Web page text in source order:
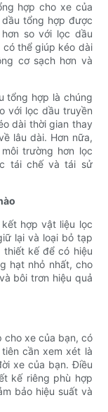
hợp cho xe của
tổng hợp được
so với lọc dầu
thể giúp kéo dài
cơ sạch hơn và
tổng hợp là chúng
với lọc dầu truyền
dài thời gian thay
lâu dài. Hơn nữa,
trường hơn lọc
tái chế và tái sử
hợp vật liệu lọc
lại và loại bỏ tạp
thiết kế để có hiệu
hạt nhỏ nhất, cho
bôi trơn hiệu quả
cho xe của bạn, có
cần xem xét là
xe của bạn. Điều
kế riêng phù hợp
bảo hiệu suất và